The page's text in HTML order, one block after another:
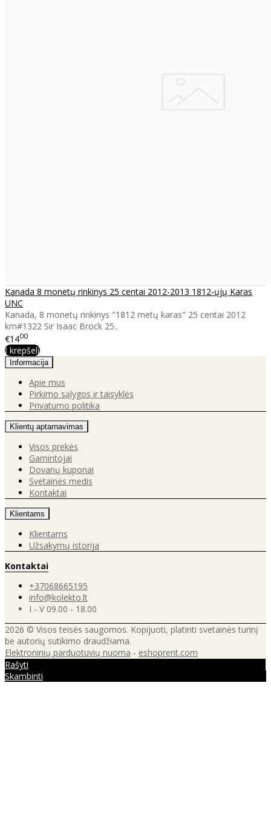
Kanada 8 monetų rinkinys 25 centai 2012-2013 1812-ųjų Karas
UNC
Kanada, 8 monetų rinkinys "1812 metų karas" 25 centai 2012
km#1322 Sir Isaac Brock 25..
€1400
Į krepšelį
Informacija
Apie mus
Pirkimo sąlygos ir taisyklės
Privatumo politika
Klientų aptarnavimas
Visos prekės
Gamintojai
Dovanų kuponai
Svetainės medis
Kontaktai
Klientams
Klientams
Užsakymų istorija
Kontaktai
+37068665195
info@kolekto.lt
I - V 09.00 - 18.00
2026 © Visos teisės saugomos. Kopijuoti, platinti svetainės turinį
be autorių sutikimo draudžiama.
Elektroninių parduotuvių nuoma - eshoprent.com
Rašyti
Skambinti